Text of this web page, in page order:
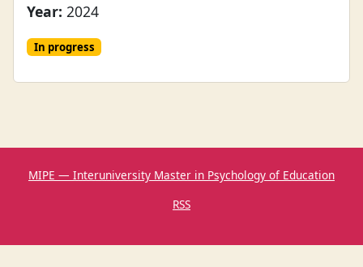
Year: 2024
In progress
MIPE — Interuniversity Master in Psychology of Education
RSS